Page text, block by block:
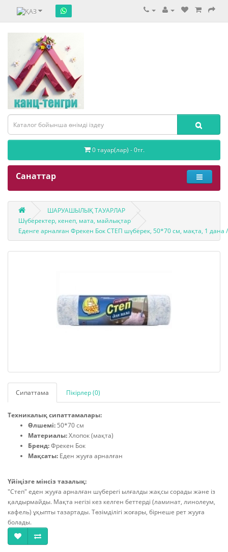
0 тауар(лар) - 0тг.
Санаттар
ШАРУАШЫЛЫҚ ТАУАРЛАР
Шүберектер, кенеп, мата, майлықтар
Еденге арналған Фрекен Бок СТЕП шүберек, 50*70 см, мақта, 1 дана
Сипаттама Пікірлер (0)
Техникалық сипаттамалары:
Өлшемі: 50*70 см
Материалы:Хлопок (мақта)
Бренд:Фрекен Бок
Мақсаты: Еден жууға арналған
Үйіңізге мінсіз тазалық:
"Степ" еден жууға арналған шүберегі ылғалды жақсы сорады және із
қалдырмайды. Мақта негізі кез келген беттерді (ламинат, линолеум,
кафель) ұқыпты тазартады. Төзімділігі жоғары, бірнеше рет жууға
болады.